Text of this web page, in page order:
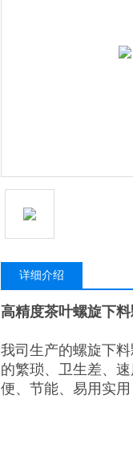
详细介绍
高精度茶叶螺旋下
我司生产的螺旋下
的繁琐、卫生差、
便、节能、易用实